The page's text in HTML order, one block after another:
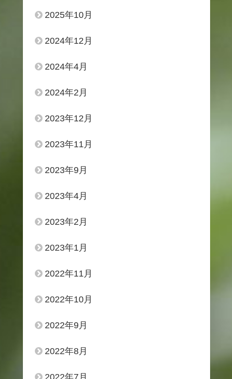
2025年10月
2024年12月
2024年4月
2024年2月
2023年12月
2023年11月
2023年9月
2023年4月
2023年2月
2023年1月
2022年11月
2022年10月
2022年9月
2022年8月
2022年7月